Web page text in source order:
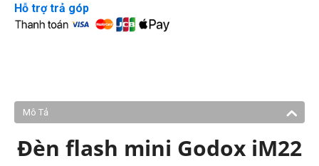
Hỗ trợ trả góp
Mô Tả
Đèn flash mini Godox iM22